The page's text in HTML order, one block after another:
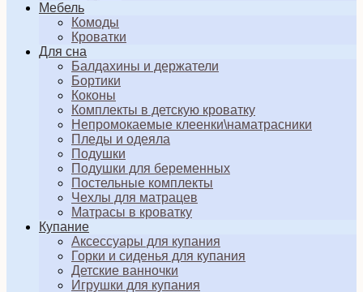
Мебель
Комоды
Кроватки
Для сна
Балдахины и держатели
Бортики
Коконы
Комплекты в детскую кроватку
Непромокаемые клеенки\наматрасники
Пледы и одеяла
Подушки
Подушки для беременных
Постельные комплекты
Чехлы для матрацев
Матрасы в кроватку
Купание
Аксессуары для купания
Горки и сиденья для купания
Детские ванночки
Игрушки для купания